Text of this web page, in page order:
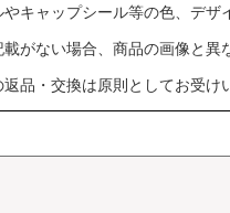
キャップシール等の色、デザ
がない場合、商品の画像と異
品・交換は原則としてお受け